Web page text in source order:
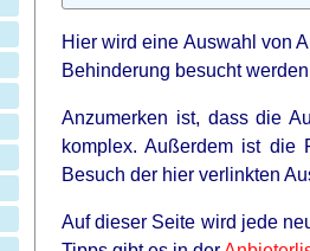
Hier wird eine Auswahl von
Behinderung besucht
Anzumerken ist, dass die
komplex. Außerdem ist die
Besuch der hier verlinkten
Auf dieser Seite wird jede